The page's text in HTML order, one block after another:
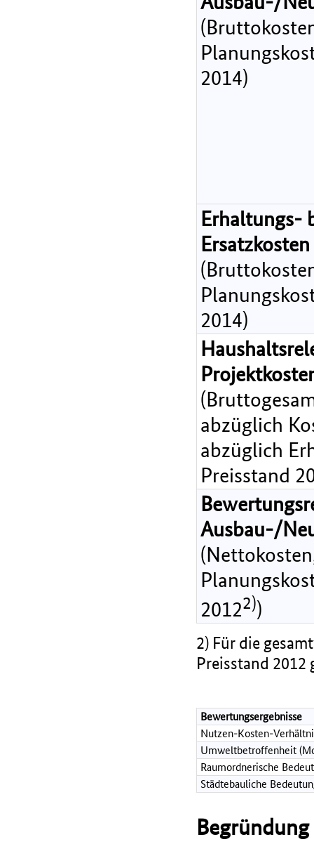
2014)
Erhaltungs-
Ersatzkosten
2014)
abzüglich
abzüglich
Preisstand
Ausbau-/
20122))
2) Für die
Preisstand 2012
Bewertungsergebnisse
Nutzen-Kosten-
Umweltbetroffenheit
Raumordnerische
Städtebauliche